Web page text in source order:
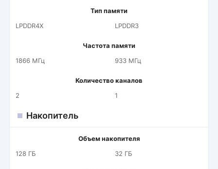
Тип памяти
LPDDR4X
LPDDR3
Частота памяти
1866 МГц
933 МГц
Количество каналов
2
1
Накопитель
Объем накопителя
128 ГБ
32 ГБ